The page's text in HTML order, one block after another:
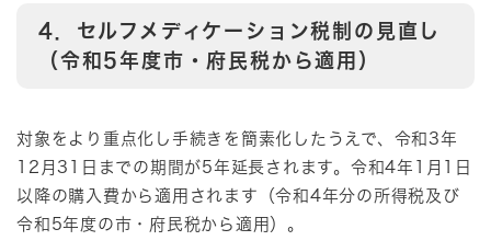
4．セルフメディケーション税制の見直し
（令和5年度市・府民税から適用）
対象をより重点化し手続きを簡素化したうえで、令和3年
12月31日までの期間が5年延長されます。令和4年1月1日
以降の購入費から適用されます（令和4年分の所得税及び
令和5年度の市・府民税から適用）。